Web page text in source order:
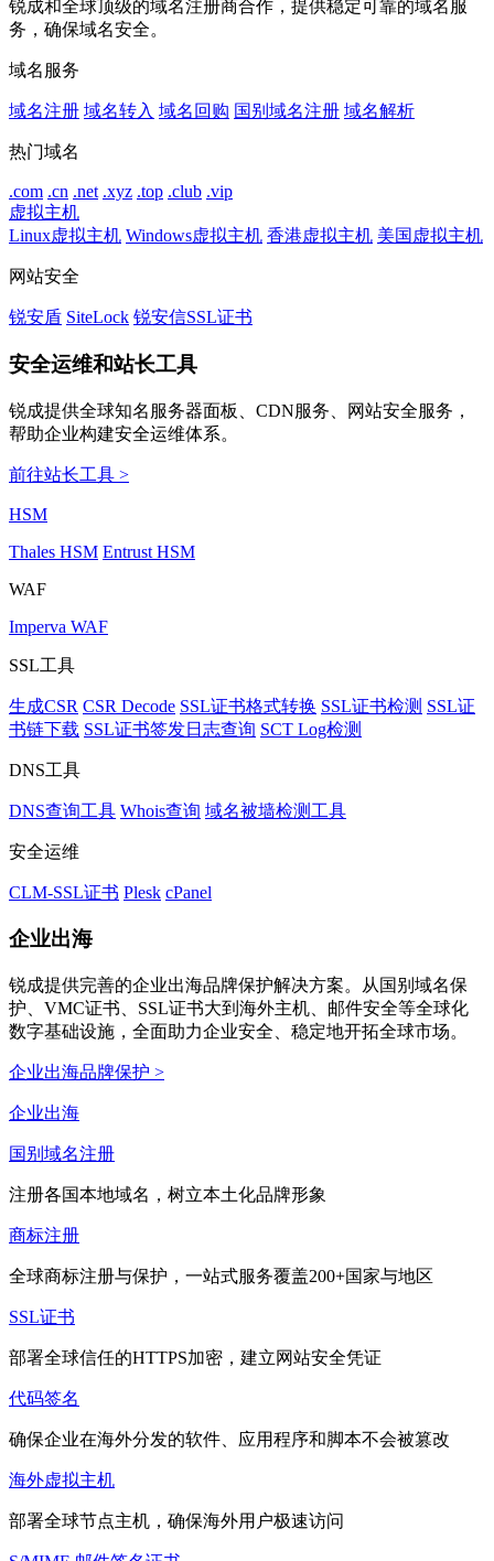
锐成和全球顶级的域名注册商合作，提供稳定可靠的域名服
务，确保域名安全。
域名服务
域名注册 域名转入 域名回购 国别域名注册 域名解析
热门域名
.com .cn .net .xyz .top .club .vip
虚拟主机
Linux虚拟主机 Windows虚拟主机 香港虚拟主机 美国虚拟主机
网站安全
锐安盾 SiteLock 锐安信SSL证书
安全运维和站长工具
锐成提供全球知名服务器面板、CDN服务、网站安全服务，
帮助企业构建安全运维体系。
前往站长工具 >
HSM
Thales HSM Entrust HSM
WAF
Imperva WAF
SSL工具
生成CSR CSR Decode SSL证书格式转换 SSL证书检测 SSL证
书链下载 SSL证书签发日志查询 SCT Log检测
DNS工具
DNS查询工具 Whois查询 域名被墙检测工具
安全运维
CLM-SSL证书 Plesk cPanel
企业出海
锐成提供完善的企业出海品牌保护解决方案。从国别域名保
护、VMC证书、SSL证书大到海外主机、邮件安全等全球化
数字基础设施，全面助力企业安全、稳定地开拓全球市场。
企业出海品牌保护 >
企业出海
国别域名注册
注册各国本地域名，树立本土化品牌形象
商标注册
全球商标注册与保护，一站式服务覆盖200+国家与地区
SSL证书
部署全球信任的HTTPS加密，建立网站安全凭证
代码签名
确保企业在海外分发的软件、应用程序和脚本不会被篡改
海外虚拟主机
部署全球节点主机，确保海外用户极速访问